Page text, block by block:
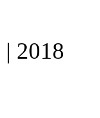
| 2018